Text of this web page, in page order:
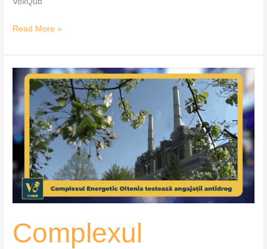
Read More »
Complexul
Complexul
Energetic
Oltenia
testează
angajații
antidrog
–
VoxQub